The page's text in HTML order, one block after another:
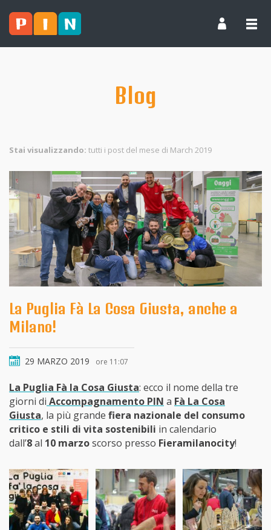
Blog
Stai visualizzando: tutti i post del mese di March 2019
La Puglia Fà La Cosa Giusta, anche a
Milano!
29 MARZO 2019 ore 11:07
La Puglia Fà la Cosa Giusta: ecco il nome della tre
giorni di Accompagnamento PIN a Fà La Cosa
Giusta, la più grande fiera nazionale del consumo
critico e stili di vita sostenibili in calendario
dall’8al 10 marzoscorso presso Fieramilanocity!